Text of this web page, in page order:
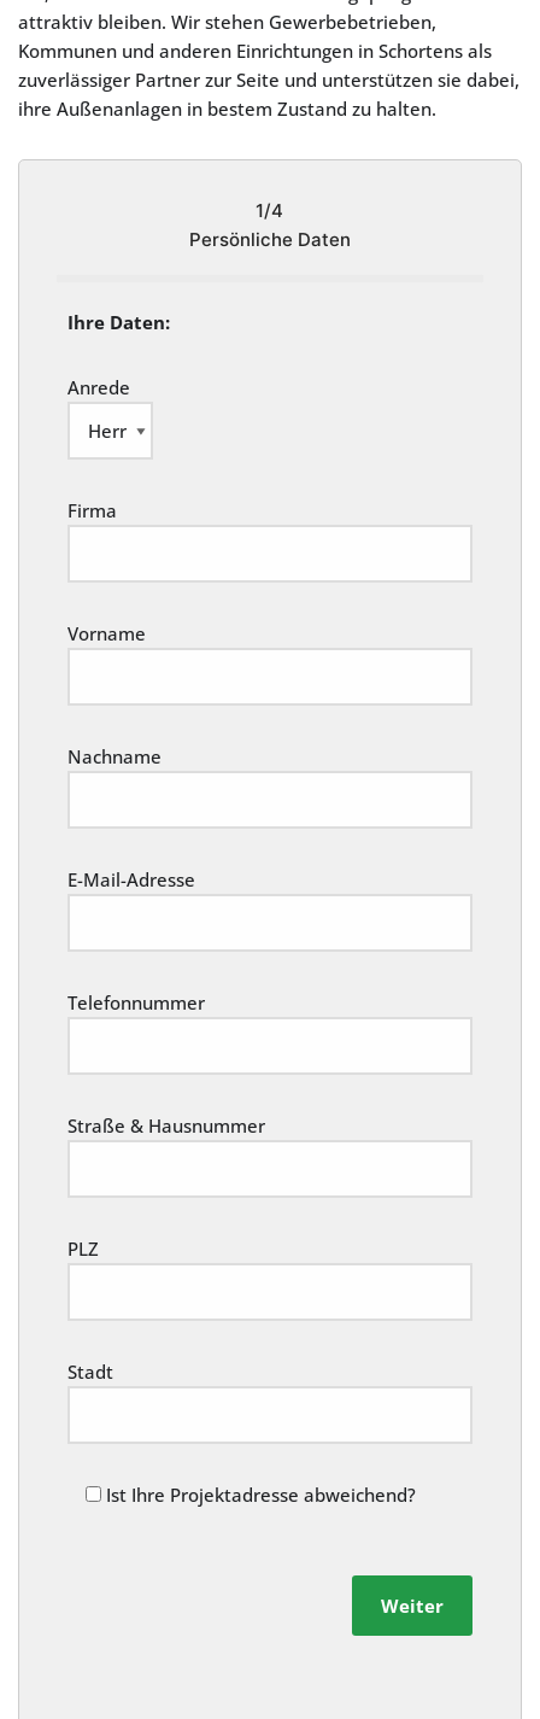
attraktiv bleiben. Wir stehen Gewerbebetrieben,
Kommunen und anderen Einrichtungen in Schortens als
zuverlässiger Partner zur Seite und unterstützen sie dabei,
ihre Außenanlagen in bestem Zustand zu halten.
1/4
Persönliche Daten
Ihre Daten:
Anrede
Firma
Vorname
Nachname
E-Mail-Adresse
Telefonnummer
Straße & Hausnummer
PLZ
Stadt
Ist Ihre Projektadresse abweichend?
Weiter